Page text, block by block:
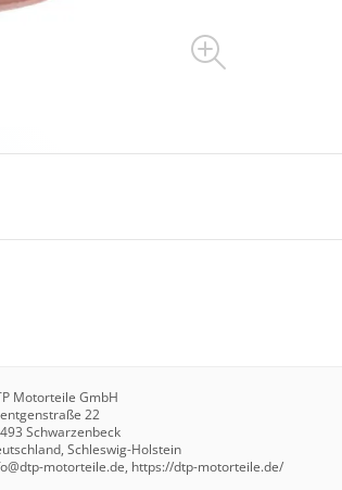
Motorteile GmbH
22
Schwarzenbeck
Schleswig-Holstein
motorteile.de, https://dtp-motorteile.de/